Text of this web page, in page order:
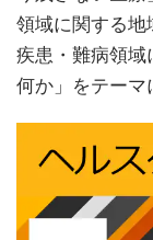
領域に関する地
疾患・難病領域
何か」をテーマ